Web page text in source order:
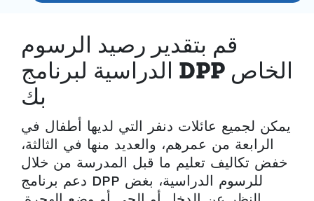
قم بتقدير رصيد الرسوم
الدراسية لبرنامج DPP الخاص
بك
يمكن لجميع عائلات دنفر التي لديها أطفال في
الرابعة من عمرهم، والعديد منها في الثالثة،
خفض تكاليف تعليم ما قبل المدرسة من خلال
دعم برنامج DPP للرسوم الدراسية، بغض